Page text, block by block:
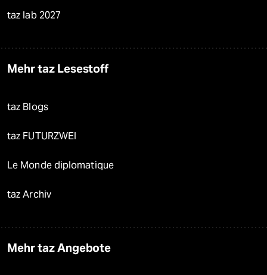
taz lab 2027
Mehr taz Lesestoff
taz Blogs
taz FUTURZWEI
Le Monde diplomatique
taz Archiv
Mehr taz Angebote